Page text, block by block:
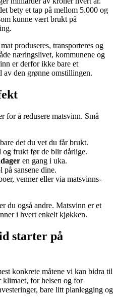
bety et tap på mellom 5.000 og
kunne vært brukt på
produseres, transporteres og
næringslivet, kommunene og
er derfor ikke bare et
den grønne omstillingen.
for å redusere matsvinn. Små
det du vet du får brukt.
og frukt før de blir dårlige.
en gang i uka.
på sansene dine.
venner eller via matsvinns-
du også andre. Matsvinn er et
i hvert enkelt kjøkken.
starter på
konkrete måtene vi kan bidra til
for helsen og for
bare litt planlegging og